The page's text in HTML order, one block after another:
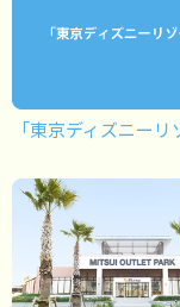
「東京ディズニーリ